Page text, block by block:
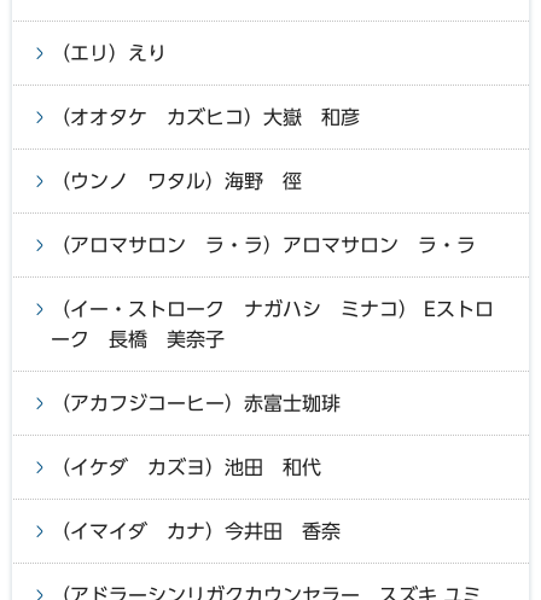
（エリ）えり
（オオタケ カズヒコ）大嶽 和彦
（ウンノ ワタル）海野 徑
（アロマサロン ラ・ラ）アロマサロン ラ・ラ
（イー・ストローク ナガハシ ミナコ） Eストロ
ーク 長橋 美奈子
（アカフジコーヒー）赤富士珈琲
（イケダ カズヨ）池田 和代
（イマイダ カナ）今井田 香奈
（アドラーシンリガクカウンセラー スズキ ユミ